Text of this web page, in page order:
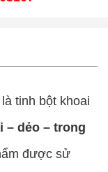
tinh bột khoai
– dẻo – trong
được sử